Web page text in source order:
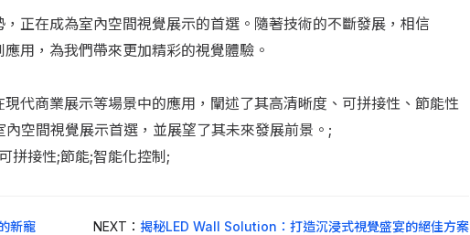
正在成為室內空間視覺展示的首選。隨著技術的不斷發展，相信
用，為我們帶來更加精彩的視覺體驗。
代商業展示等場景中的應用，闡述了其高清晰度、可拼接性、節能性
空間視覺展示首選，並展望了其未來發展前景。;
拼接性;節能;智能化控制;
新寵 NEXT： 揭秘LED Wall Solution：打造沉浸式視覺盛宴的絕佳方案